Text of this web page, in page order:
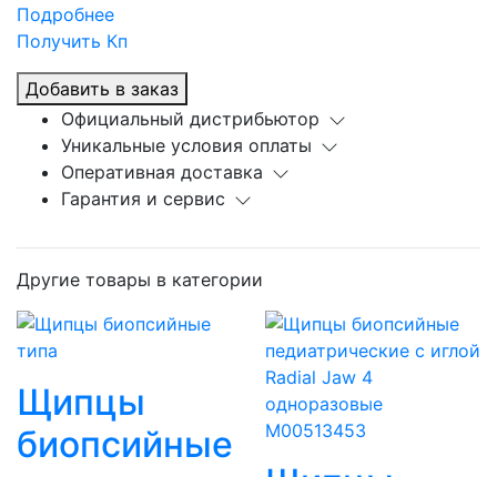
Подробнее
Получить Кп
Добавить в заказ
Официальный дистрибьютор
Уникальные условия оплаты
Оперативная доставка
Гарантия и сервис
Другие товары в категории
Щипцы
биопсийные